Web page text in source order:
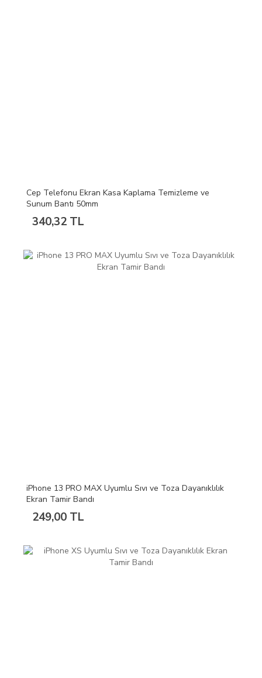
Cep Telefonu Ekran Kasa Kaplama Temizleme ve
Sunum Bantı 50mm
340,32 TL
iPhone 13 PRO MAX Uyumlu Sıvı ve Toza Dayanıklılık
Ekran Tamir Bandı
249,00 TL